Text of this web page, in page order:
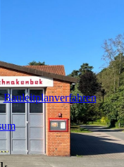
Bauleitplanverfahren